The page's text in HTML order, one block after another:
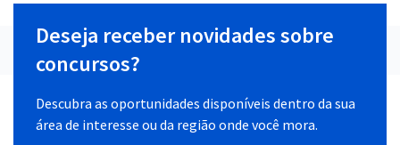
Deseja receber novidades sobre
concursos?
Descubra as oportunidades disponíveis dentro da sua
área de interesse ou da região onde você mora.